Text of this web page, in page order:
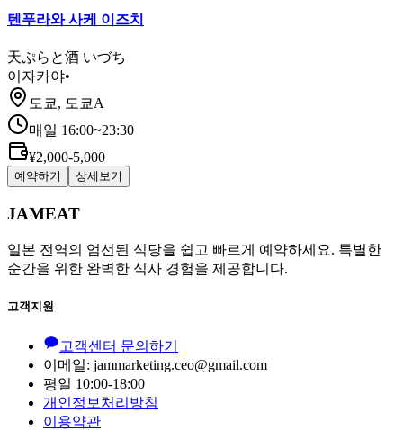
텐푸라와 사케 이즈치
天ぷらと酒 いづち
이자카야•
도쿄, 도쿄A
매일 16:00~23:30
¥2,000-5,000
예약하기 상세보기
JAMEAT
일본 전역의 엄선된 식당을 쉽고 빠르게 예약하세요. 특별한
순간을 위한 완벽한 식사 경험을 제공합니다.
고객지원
고객센터 문의하기
이메일: jammarketing.ceo@gmail.com
평일 10:00-18:00
개인정보처리방침
이용약관